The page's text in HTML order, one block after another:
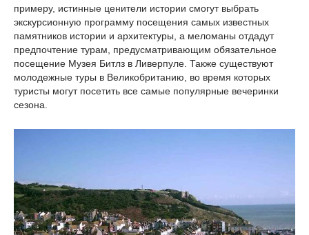
примеру, истинные ценители истории смогут выбрать
экскурсионную программу посещения самых известных
памятников истории и архитектуры, а меломаны отдадут
предпочтение турам, предусматривающим обязательное
посещение Музея Битлз в Ливерпуле. Также существуют
молодежные туры в Великобританию, во время которых
туристы могут посетить все самые популярные вечеринки
сезона.